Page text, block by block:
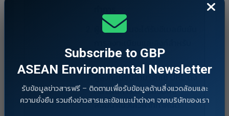
ผู้ลงทะเบียนจะได้รับอีเมลยืนยัน
เข้าฟังสัมมนา
กล่าวในการเข้าร่วมรับฟัง
สัมมนาในวันเวลาที่กำหนด
Subscribe to GBP
ASEAN Environmental Newsletter
รับข้อมูลข่าวสารฟรี – ติดตามเพื่อรับข้อมูลด้านสิ่งแวดล้อมและ
ความยั่งยืน รวมถึงข่าวสารและข้อแนะนำต่างๆ จากบริษัทของเรา